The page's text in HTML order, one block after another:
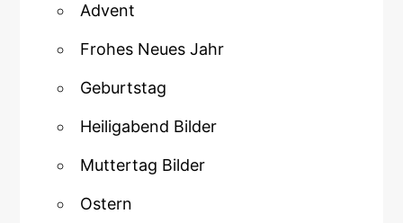
Advent
Frohes Neues Jahr
Geburtstag
Heiligabend Bilder
Muttertag Bilder
Ostern